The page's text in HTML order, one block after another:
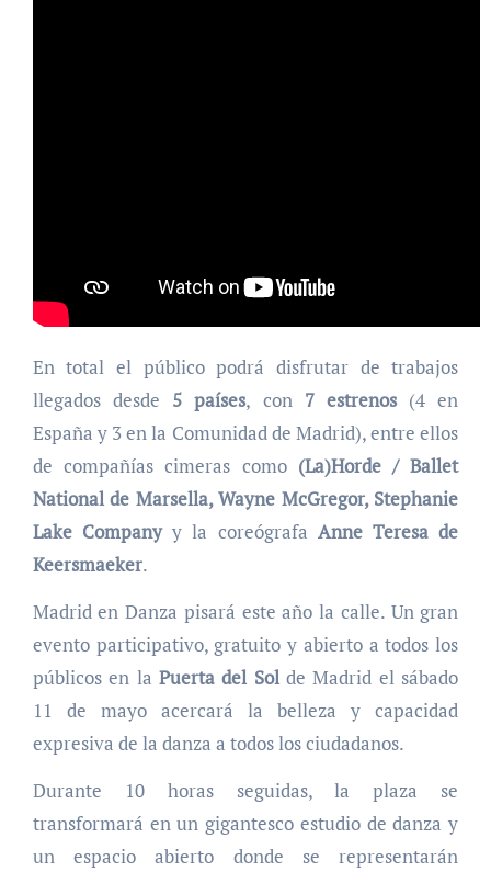
En total el público podrá disfrutar de trabajos
llegados desde 5 países, con 7 estrenos(4 en
España y 3 en la Comunidad de Madrid), entre ellos
de compañías cimeras como(La)Horde / Ballet
National de Marsella, Wayne McGregor, Stephanie
Lake Companyy la coreógrafa Anne Teresa de
Keersmaeker.
Madrid en Danza pisará este año la calle. Un gran
evento participativo, gratuito y abierto a todos los
públicos en la Puerta del Solde Madrid el sábado
11 de mayo acercará la belleza y capacidad
expresiva de la danza a todos los ciudadanos.
Durante 10 horas seguidas, la plaza se
transformará en un gigantesco estudio de danza y
un espacio abierto donde se representarán